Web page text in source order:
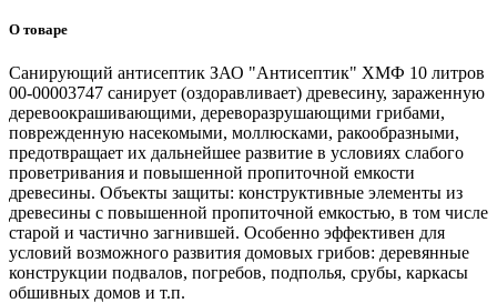
О товаре
Санирующий антисептик ЗАО "Антисептик" ХМФ 10 литров
00-00003747 санирует (оздоравливает) древесину, зараженную
деревоокрашивающими, дереворазрушающими грибами,
поврежденную насекомыми, моллюсками, ракообразными,
предотвращает их дальнейшее развитие в условиях слабого
проветривания и повышенной пропиточной емкости
древесины. Объекты защиты: конструктивные элементы из
древесины с повышенной пропиточной емкостью, в том числе
старой и частично загнившей. Особенно эффективен для
условий возможного развития домовых грибов: деревянные
конструкции подвалов, погребов, подполья, срубы, каркасы
обшивных домов и т.п.